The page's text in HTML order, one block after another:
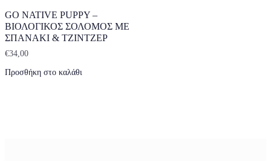
GO NATIVE PUPPY –
ΒΙΟΛΟΓΙΚΟΣ ΣΟΛΟΜΟΣ ΜΕ
ΣΠΑΝΑΚΙ & ΤΖΙΝΤΖΕΡ
€34,00
Προσθήκη στο καλάθι